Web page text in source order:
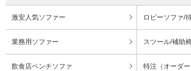
激安人気ソファー ロビーソファ/
業務用ソファー スツール/補助
飲食店ベンチソファ 特注（オーダ